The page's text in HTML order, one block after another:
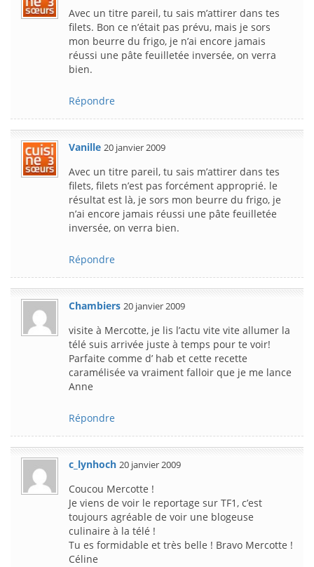
Avec un titre pareil, tu sais m’attirer dans tes
filets. Bon ce n’était pas prévu, mais je sors
mon beurre du frigo, je n’ai encore jamais
réussi une pâte feuilletée inversée, on verra
bien.
Répondre
Vanille 20 janvier 2009
Avec un titre pareil, tu sais m’attirer dans tes
filets, filets n’est pas forcément approprié. le
résultat est là, je sors mon beurre du frigo, je
n’ai encore jamais réussi une pâte feuilletée
inversée, on verra bien.
Répondre
Chambiers 20 janvier 2009
visite à Mercotte, je lis l’actu vite vite allumer la
télé suis arrivée juste à temps pour te voir!
Parfaite comme d’ hab et cette recette
caramélisée va vraiment falloir que je me lance
Anne
Répondre
c_lynhoch 20 janvier 2009
Coucou Mercotte !
Je viens de voir le reportage sur TF1, c’est
toujours agréable de voir une blogeuse
culinaire à la télé !
Tu es formidable et très belle ! Bravo Mercotte !
Céline